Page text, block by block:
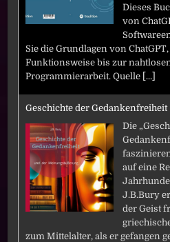
Dieses
von
Sie die Grundlagen von
Funktionsweise bis zur
Programmierarbeit. Quelle [...]
Geschichte der Gedankenfreiheit
Die
auf eine
J.B.Bury
der Geist
zum Mittelalter, als er gefangen